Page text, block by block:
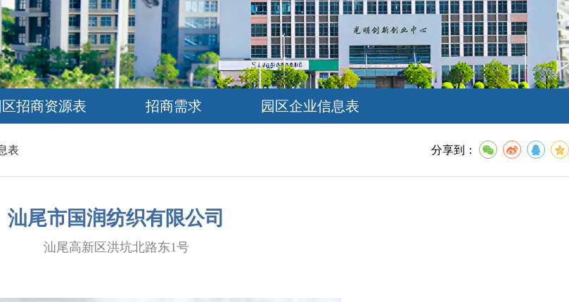
区招商资源表 招商需求 园区企业信息表
表 分享到：
汕尾市国润纺织有限公司
汕尾高新区洪坑北路东1号